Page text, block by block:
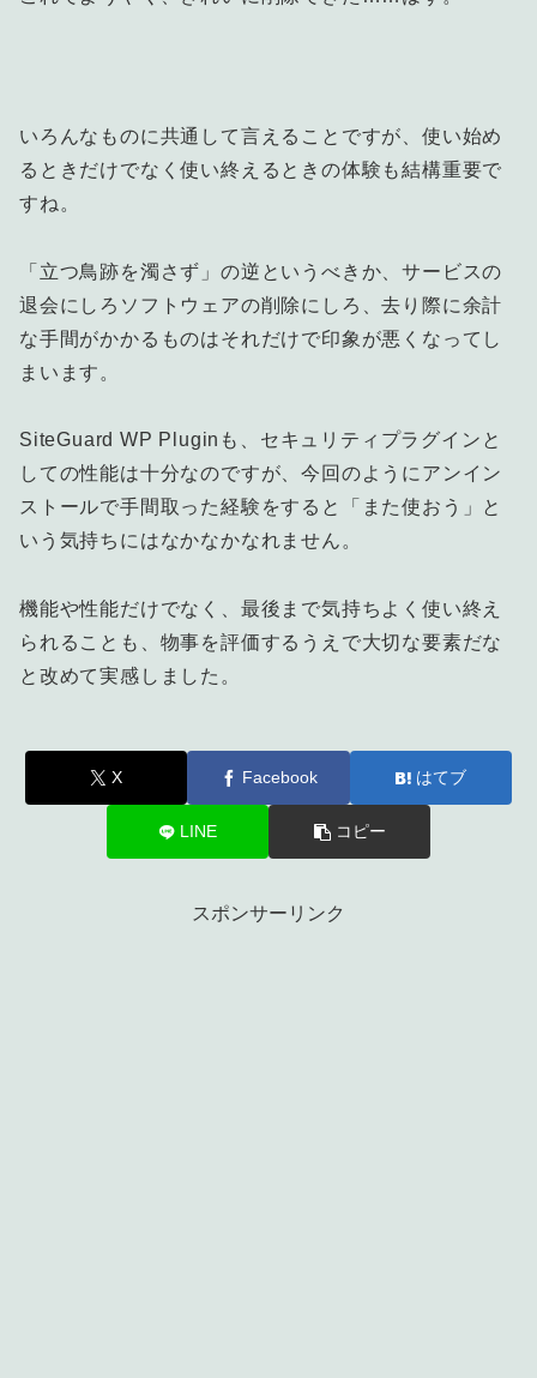
いろんなものに共通して言えることですが、使い始め
るときだけでなく使い終えるときの体験も結構重要で
すね。
「立つ鳥跡を濁さず」の逆というべきか、サービスの
退会にしろソフトウェアの削除にしろ、去り際に余計
な手間がかかるものはそれだけで印象が悪くなってし
まいます。
SiteGuard WP Pluginも、セキュリティプラグインと
しての性能は十分なのですが、今回のようにアンイン
ストールで手間取った経験をすると「また使おう」と
いう気持ちにはなかなかなれません。
機能や性能だけでなく、最後まで気持ちよく使い終え
られることも、物事を評価するうえで大切な要素だな
と改めて実感しました。
X Facebook はてブ
LINE コピー
スポンサーリンク